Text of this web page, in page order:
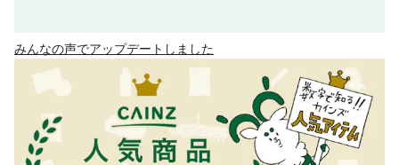
みんなの声でアップデートしました